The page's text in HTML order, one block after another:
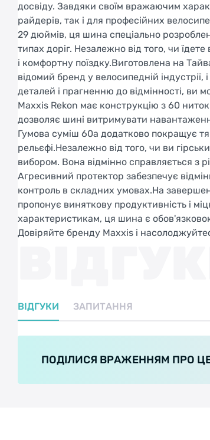
досвіду. Завдяки своїм вражаючим
райдерів, так і для професійних
29 дюймів, ця шина спеціально
типах доріг. Незалежно від того, чи
і комфортну поїздку.Виготовлена на
відомий бренд у велосипедній
деталей і прагненню до відмінності, ви
Maxxis Rekon має конструкцію з 60
дозволяє шині витримувати
Гумова суміш 60a додатково покращує
рельєфі.Незалежно від того, чи ви
вибором. Вона відмінно справляється з
Агресивний протектор забезпечує
контроль в складних умовах.На
пропонує виняткову продуктивність і
характеристикам, ця шина є
Довіряйте бренду Maxxis і
ВІДГУКИ ЗАПИТАННЯ
ПОДІЛИСЯ ВРАЖЕННЯМ ПРО